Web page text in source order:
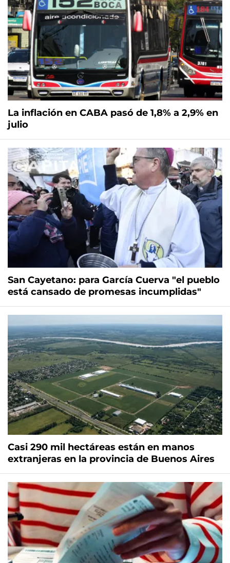
La inflación en CABA pasó de 1,8% a 2,9% en
julio
San Cayetano: para García Cuerva "el pueblo
está cansado de promesas incumplidas"
Casi 290 mil hectáreas están en manos
extranjeras en la provincia de Buenos Aires